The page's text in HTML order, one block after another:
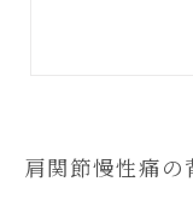
日常生活で
肩関節慢性痛の